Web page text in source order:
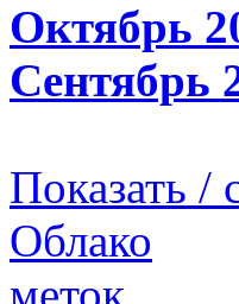
Октябрь
Сентябрь
Показать /
Облако